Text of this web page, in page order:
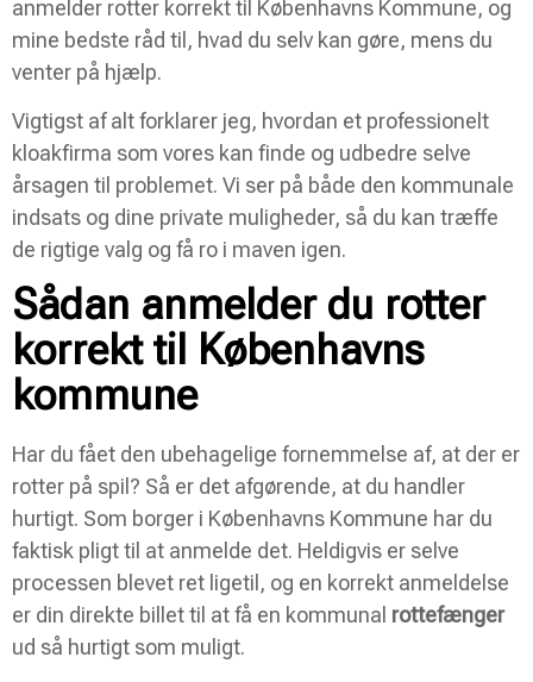
anmelder rotter korrekt til Københavns Kommune, og
mine bedste råd til, hvad du selv kan gøre, mens du
venter på hjælp.
Vigtigst af alt forklarer jeg, hvordan et professionelt
kloakfirma som vores kan finde og udbedre selve
årsagen til problemet. Vi ser på både den kommunale
indsats og dine private muligheder, så du kan træffe
de rigtige valg og få ro i maven igen.
Sådan anmelder du rotter
korrekt til Københavns
kommune
Har du fået den ubehagelige fornemmelse af, at der er
rotter på spil? Så er det afgørende, at du handler
hurtigt. Som borger i Københavns Kommune har du
faktisk pligt til at anmelde det. Heldigvis er selve
processen blevet ret ligetil, og en korrekt anmeldelse
er din direkte billet til at få en kommunal rottefænger
ud så hurtigt som muligt.